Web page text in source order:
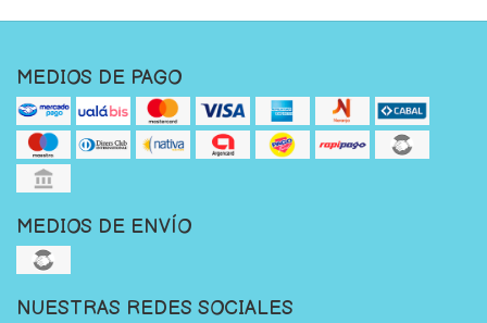
MEDIOS DE PAGO
MEDIOS DE ENVÍO
NUESTRAS REDES SOCIALES